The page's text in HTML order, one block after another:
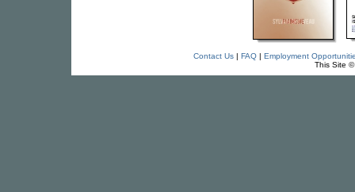
Contact Us| FAQ| Employment
This Site